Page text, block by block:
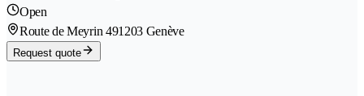
Open
Route de Meyrin 491203 Genève
Request quote